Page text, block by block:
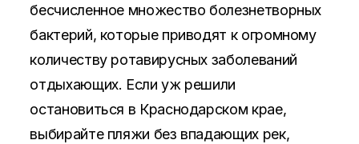
бесчисленное множество болезнетворных
бактерий, которые приводят к огромному
количеству ротавирусных заболеваний
отдыхающих. Если уж решили
остановиться в Краснодарском крае,
выбирайте пляжи без впадающих рек,